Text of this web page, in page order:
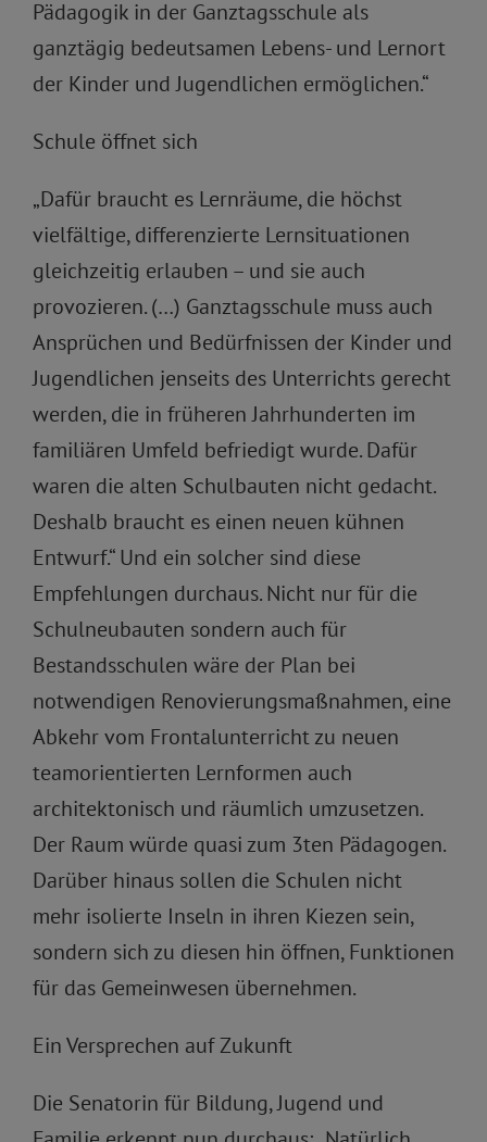
Pädagogik in der Ganztagsschule als
ganztägig bedeutsamen Lebens- und Lernort
der Kinder und Jugendlichen ermöglichen.“
Schule öffnet sich
„Dafür braucht es Lernräume, die höchst
vielfältige, differenzierte Lernsituationen
gleichzeitig erlauben – und sie auch
provozieren. (…) Ganztagsschule muss auch
Ansprüchen und Bedürfnissen der Kinder und
Jugendlichen jenseits des Unterrichts gerecht
werden, die in früheren Jahrhunderten im
familiären Umfeld befriedigt wurde. Dafür
waren die alten Schulbauten nicht gedacht.
Deshalb braucht es einen neuen kühnen
Entwurf.“ Und ein solcher sind diese
Empfehlungen durchaus. Nicht nur für die
Schulneubauten sondern auch für
Bestandsschulen wäre der Plan bei
notwendigen Renovierungsmaßnahmen, eine
Abkehr vom Frontalunterricht zu neuen
teamorientierten Lernformen auch
architektonisch und räumlich umzusetzen.
Der Raum würde quasi zum 3ten Pädagogen.
Darüber hinaus sollen die Schulen nicht
mehr isolierte Inseln in ihren Kiezen sein,
sondern sich zu diesen hin öffnen, Funktionen
für das Gemeinwesen übernehmen.
Ein Versprechen auf Zukunft
Die Senatorin für Bildung, Jugend und